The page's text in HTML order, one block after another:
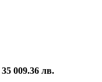
35 009.36 лв.